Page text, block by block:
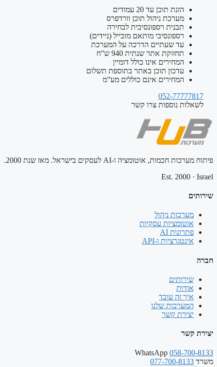
הזנת תוכן עד 20 עמודים
מערכת ניהול תוכן וורדפרס
תבנית רספונסיבית לבחירה
רספונסיבי מותאם מובייל (ניידים)
עד שעתיים הדרכה על המערכת
תחזוקת אתר שנתית 940 ש”ח
המחירים אינו כולל דומיין
עדכון תוכן באתר בתוספת תשלום
המחירים אינם כוללים מע”מ
052-77777817
לשאלות נוספות צרו קשר
פיתוח מערכות חכמות, אוטומציה ו-AI לעסקים בישראל. מאז שנת 2000.
Est. 2000 · Israel
שירותים
מערכות ניהול
אוטומציות עסקיות
פתרונות AI
אינטגרציות ו-API
חברה
שירותים
אודות
איך זה עובד
המערכות שלנו
יצירת קשר
יצירת קשר
WhatsApp 058-700-8133
משרד 077-700-8133